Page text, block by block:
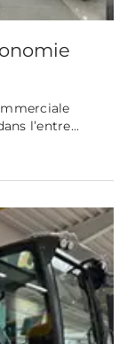
l’entre...